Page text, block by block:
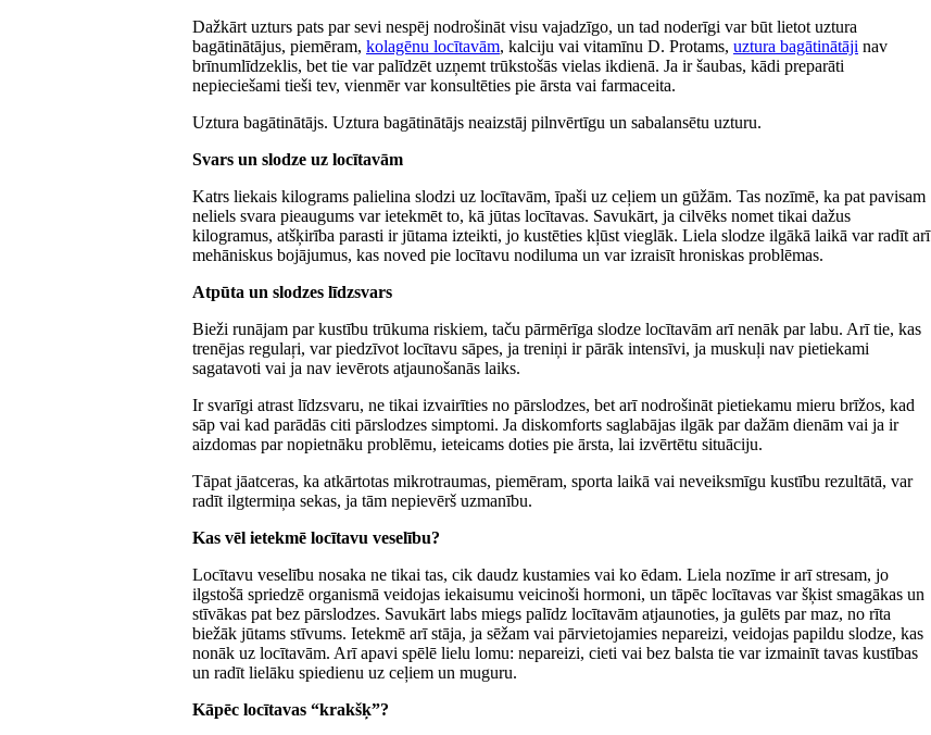
Dažkārt uzturs pats par sevi nespēj nodrošināt visu vajadzīgo, un tad noderīgi var būt lietot uztura
bagātinātājus, piemēram, kolagēnu locītavām, kalciju vai vitamīnu D. Protams, uztura bagātinātāji nav
brīnumlīdzeklis, bet tie var palīdzēt uzņemt trūkstošās vielas ikdienā. Ja ir šaubas, kādi preparāti
nepieciešami tieši tev, vienmēr var konsultēties pie ārsta vai farmaceita.
Uztura bagātinātājs. Uztura bagātinātājs neaizstāj pilnvērtīgu un sabalansētu uzturu.
Svars un slodze uz locītavām
Katrs liekais kilograms palielina slodzi uz locītavām, īpaši uz ceļiem un gūžām. Tas nozīmē, ka pat pavisam
neliels svara pieaugums var ietekmēt to, kā jūtas locītavas. Savukārt, ja cilvēks nomet tikai dažus
kilogramus, atšķirība parasti ir jūtama izteikti, jo kustēties kļūst vieglāk. Liela slodze ilgākā laikā var radīt arī
mehāniskus bojājumus, kas noved pie locītavu nodiluma un var izraisīt hroniskas problēmas.
Atpūta un slodzes līdzsvars
Bieži runājam par kustību trūkuma riskiem, taču pārmērīga slodze locītavām arī nenāk par labu. Arī tie, kas
trenējas regulaŗi, var piedzīvot locītavu sāpes, ja treniņi ir pārāk intensīvi, ja muskuļi nav pietiekami
sagatavoti vai ja nav ievērots atjaunošanās laiks.
Ir svarīgi atrast līdzsvaru, ne tikai izvairīties no pārslodzes, bet arī nodrošināt pietiekamu mieru brīžos, kad
sāp vai kad parādās citi pārslodzes simptomi. Ja diskomforts saglabājas ilgāk par dažām dienām vai ja ir
aizdomas par nopietnāku problēmu, ieteicams doties pie ārsta, lai izvērtētu situāciju.
Tāpat jāatceras, ka atkārtotas mikrotraumas, piemēram, sporta laikā vai neveiksmīgu kustību rezultātā, var
radīt ilgtermiņa sekas, ja tām nepievērš uzmanību.
Kas vēl ietekmē locītavu veselību?
Locītavu veselību nosaka ne tikai tas, cik daudz kustamies vai ko ēdam. Liela nozīme ir arī stresam, jo
ilgstošā spriedzē organismā veidojas iekaisumu veicinoši hormoni, un tāpēc locītavas var šķist smagākas un
stīvākas pat bez pārslodzes. Savukārt labs miegs palīdz locītavām atjaunoties, ja gulēts par maz, no rīta
biežāk jūtams stīvums. Ietekmē arī stāja, ja sēžam vai pārvietojamies nepareizi, veidojas papildu slodze, kas
nonāk uz locītavām. Arī apavi spēlē lielu lomu: nepareizi, cieti vai bez balsta tie var izmainīt tavas kustības
un radīt lielāku spiedienu uz ceļiem un muguru.
Kāpēc locītavas “krakšķ”?